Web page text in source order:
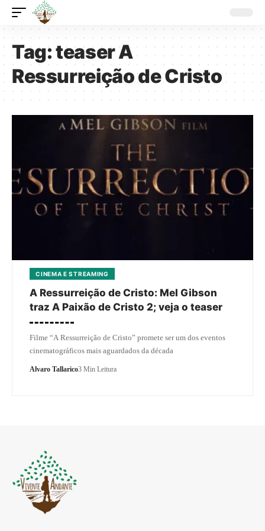
Tag:teaser A
Ressurreição de Cristo
CINEMA E STREAMING
A Ressurreição de Cristo: Mel Gibson
traz A Paixão de Cristo 2; veja o teaser
Filme “A Ressurreição de Cristo” promete ser um dos eventos
cinematográficos mais aguardados da década
Alvaro Tallarico3 Min Leitura